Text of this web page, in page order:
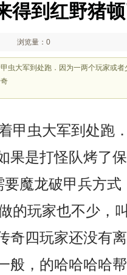
得到红野猪
浏览量：0
虫大军到处跑．因为一两个玩家或
甲虫大军到处跑
果是打怪队烤了
魔龙破甲兵方
的玩家也不少，
奇四玩家还没有
般，的哈哈哈哈